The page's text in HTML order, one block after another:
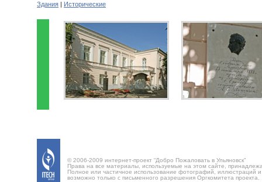
Здания | Исторические
© 2006-2009 интернет-проект “Добро Пожаловать в Ульяновск”
Права на все материалы, используемые на этом сайте,
Полное или частичное использование фотографий, иллюстраций
возможно только с письменного разрешения Оргкомитета проекта.